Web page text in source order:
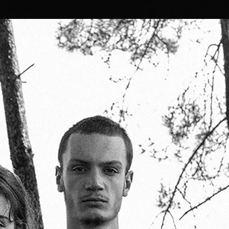
le cosmos, dans l’objectif de découvrir de
partager nos découvertes.
est une curiosité parmi l’immensité de l’espace.
monde.
pourquoi nous souhaitons vous en faire part,
dans votre culture.